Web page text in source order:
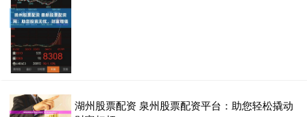
湖州股票配资 泉州股票配资平台：助您轻松撬动